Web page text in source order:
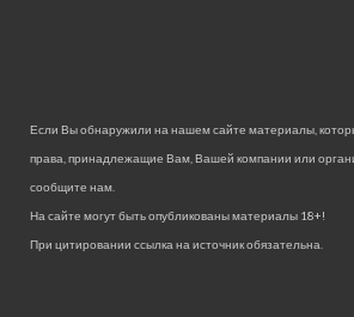
Если Вы обнаружили на нашем сайте материалы,
права, принадлежащие Вам, Вашей компании или
сообщите нам.
На сайте могут быть опубликованы материалы 18+!
При цитировании ссылка на источник обязательна.